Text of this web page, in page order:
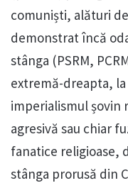
comuniști, alături
demonstrat încă
stânga (PSRM,
extremă-dreapta, la
imperialismul șovin
agresivă sau chiar
fanatice religioase,
stânga prorusă din